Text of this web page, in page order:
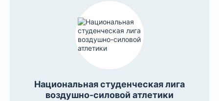
Национальная студенческая лига
воздушно-силовой атлетики